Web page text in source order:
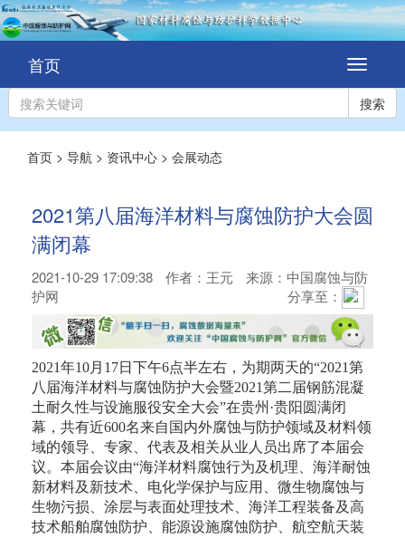
切
换
导
航
首页
搜索
首页 > 导航 > 资讯中心 > 会展动态
2021第八届海洋材料与腐蚀防护大会圆
满闭幕
2021-10-29 17:09:38 作者： 王元
来源：中国腐蚀与防
护网
分享至：
2021年10月17日下午6点半左右，为期两天的“2021第
八届海洋材料与腐蚀防护大会暨2021第二届钢筋混凝
土耐久性与设施服役安全大会”在贵州·贵阳圆满闭
幕，共有近600名来自国内外腐蚀与防护领域及材料领
域的领导、专家、代表及相关从业人员出席了本届会
议。本届会议由“海洋材料腐蚀行为及机理、海洋耐蚀
新材料及新技术、电化学保护与应用、微生物腐蚀与
生物污损、涂层与表面处理技术、海洋工程装备及高
技术船舶腐蚀防护、能源设施腐蚀防护、航空航天装